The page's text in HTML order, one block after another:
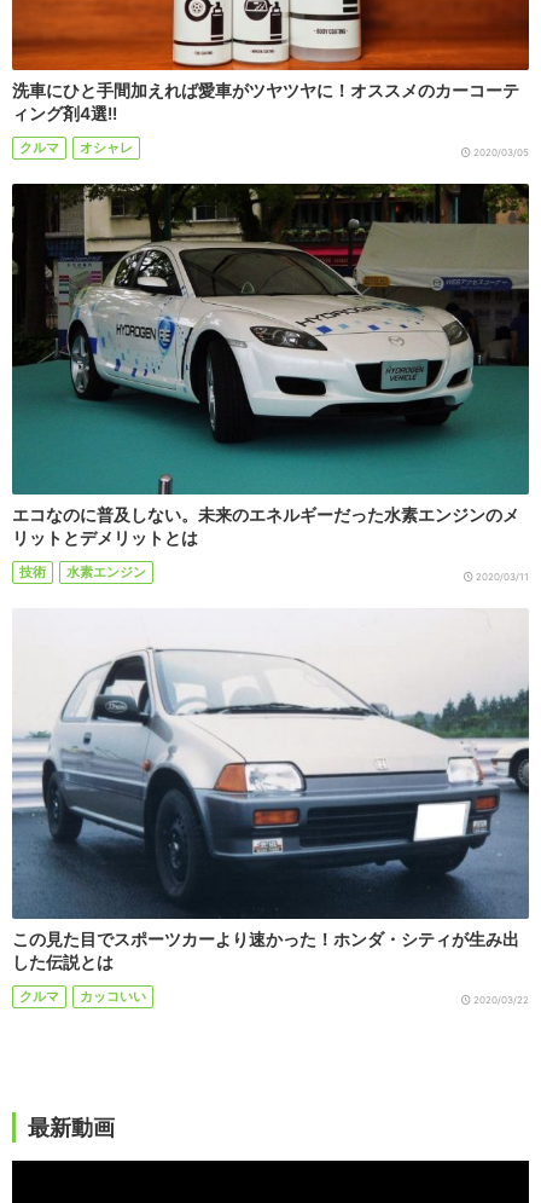
洗車にひと手間加えれば愛車がツヤツヤに！オススメのカーコーテ
ィング剤4選!!
クルマ オシャレ 2020/03/05
エコなのに普及しない。未来のエネルギーだった水素エンジンのメ
リットとデメリットとは
技術 水素エンジン 2020/03/11
この見た目でスポーツカーより速かった！ホンダ・シティが生み出
した伝説とは
クルマ カッコいい 2020/03/22
最新動画